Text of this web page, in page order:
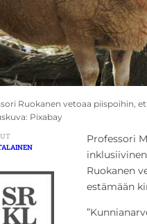
Ruokanen vetoaa piispoihin,
Pixabay
Professori
Ruokanen
estämään